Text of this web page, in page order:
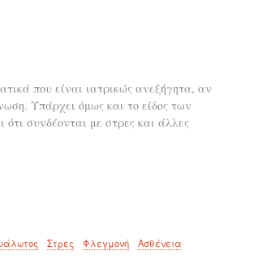
που είναι ιατρικώς ανεξήγητα, αν
Υπάρχει όμως και το είδος των
συνδέονται με στρες και άλλες
Στρες Φλεγμονή
Ασθένεια